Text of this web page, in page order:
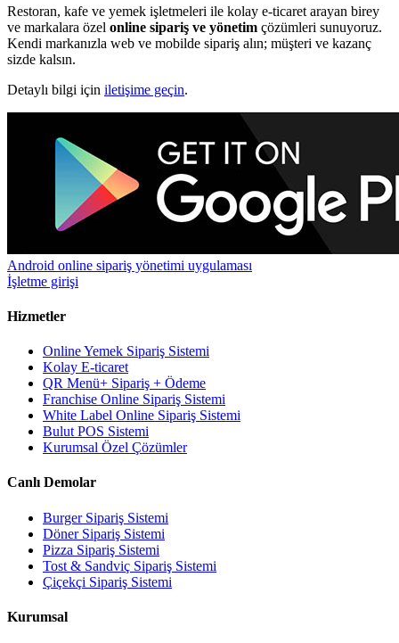
Restoran, kafe ve yemek işletmeleri ile kolay e-ticaret arayan birey
ve markalara özel online sipariş ve yönetim çözümleri sunuyoruz.
Kendi markanızla web ve mobilde sipariş alın; müşteri ve kazanç
sizde kalsın.
Detaylı bilgi için iletişime geçin.
Android online sipariş yönetimi uygulaması
İşletme girişi
Hizmetler
Online Yemek Sipariş Sistemi
Kolay E-ticaret
QR Menü+ Sipariş + Ödeme
Franchise Online Sipariş Sistemi
White Label Online Sipariş Sistemi
Bulut POS Sistemi
Kurumsal Özel Çözümler
Canlı Demolar
Burger Sipariş Sistemi
Döner Sipariş Sistemi
Pizza Sipariş Sistemi
Tost & Sandviç Sipariş Sistemi
Çiçekçi Sipariş Sistemi
Kurumsal